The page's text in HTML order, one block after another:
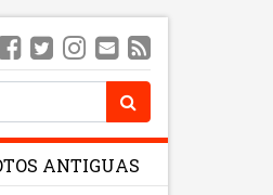
ANTIGUAS